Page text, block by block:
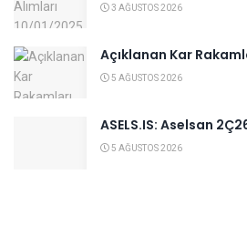
3 AĞUSTOS 2026
Açıklanan Kar
5 AĞUSTOS 2026
ASELS.IS: Aselsan
5 AĞUSTOS 2026